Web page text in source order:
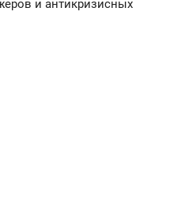
и антикризисных